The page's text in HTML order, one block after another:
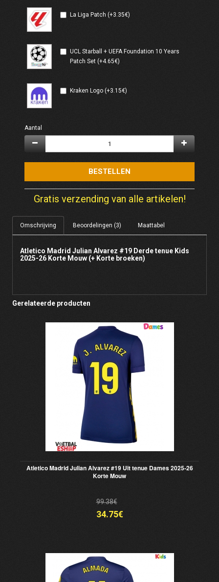
La Liga Patch (+3.35€)
UCL Starball + UEFA Foundation 10 Years
Patch Set (+4.65€)
Kraken Logo (+3.15€)
Aantal
BESTELLEN
Gratis verzending van alle artikelen!
Omschrijving Beoordelingen (3) Maattabel
Atletico Madrid Julian Alvarez #19 Derde tenue Kids
2025-26 Korte Mouw (+ Korte broeken)
Gerelateerde producten
Atletico Madrid Julian Alvarez #19 Uit tenue Dames 2025-26
Korte Mouw
99.38€
34.75€